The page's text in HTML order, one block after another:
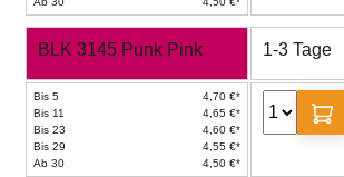
BLK 3145 Punk Pink 1-3 Tage
Bis 5
4,70 €*
Bis 11
4,65 €*
Bis 23
4,60 €*
Bis 29
4,55 €*
Ab 30
4,50 €*